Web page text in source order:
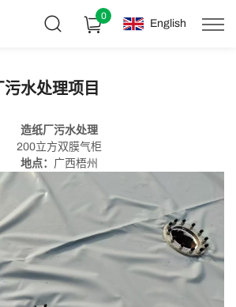
0 English
水处理项目
造纸厂污水处理
200立方双膜气柜
地点： 广西梧州